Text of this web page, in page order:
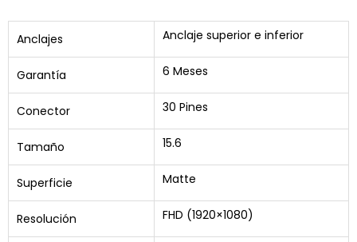
Anclajes Anclaje superior e inferior
Garantía 6 Meses
Conector 30 Pines
Tamaño 15.6
Superficie Matte
Resolución FHD (1920×1080)